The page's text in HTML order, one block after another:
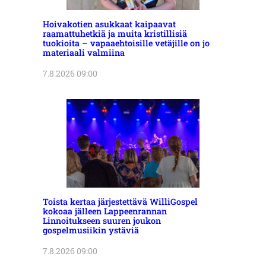
Hoivakotien asukkaat kaipaavat
raamattuhetkiä ja muita kristillisiä
tuokioita – vapaaehtoisille vetäjille on jo
materiaali valmiina
7.8.2026 09:00
Toista kertaa järjestettävä WilliGospel
kokoaa jälleen Lappeenrannan
Linnoitukseen suuren joukon
gospelmusiikin ystäviä
7.8.2026 09:00